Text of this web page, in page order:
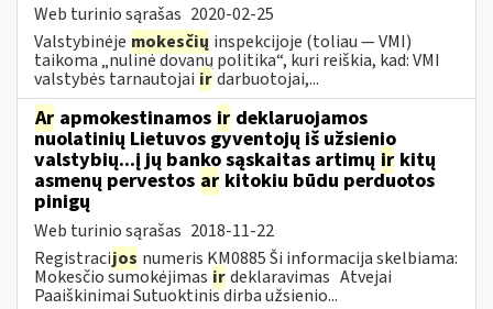
Web turinio sąrašas 2020-02-25
Valstybinėje mokesčių inspekcijoje (toliau — VMI)
taikoma „nulinė dovanų politika“, kuri reiškia, kad: VMI
valstybės tarnautojai irdarbuotojai,...
Ar apmokestinamos ir deklaruojamos
nuolatinių Lietuvos gyventojų iš užsienio
valstybių...į jų banko sąskaitas artimų ir kitų
asmenų pervestos ar kitokiu būdu perduotos
pinigų
Web turinio sąrašas 2018-11-22
Registracijos numeris KM0885 Ši informacija skelbiama:
Mokesčio sumokėjimas irdeklaravimas Atvejai
Paaiškinimai Sutuoktinis dirba užsienio...